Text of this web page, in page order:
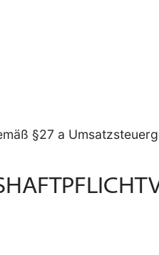
§27 a